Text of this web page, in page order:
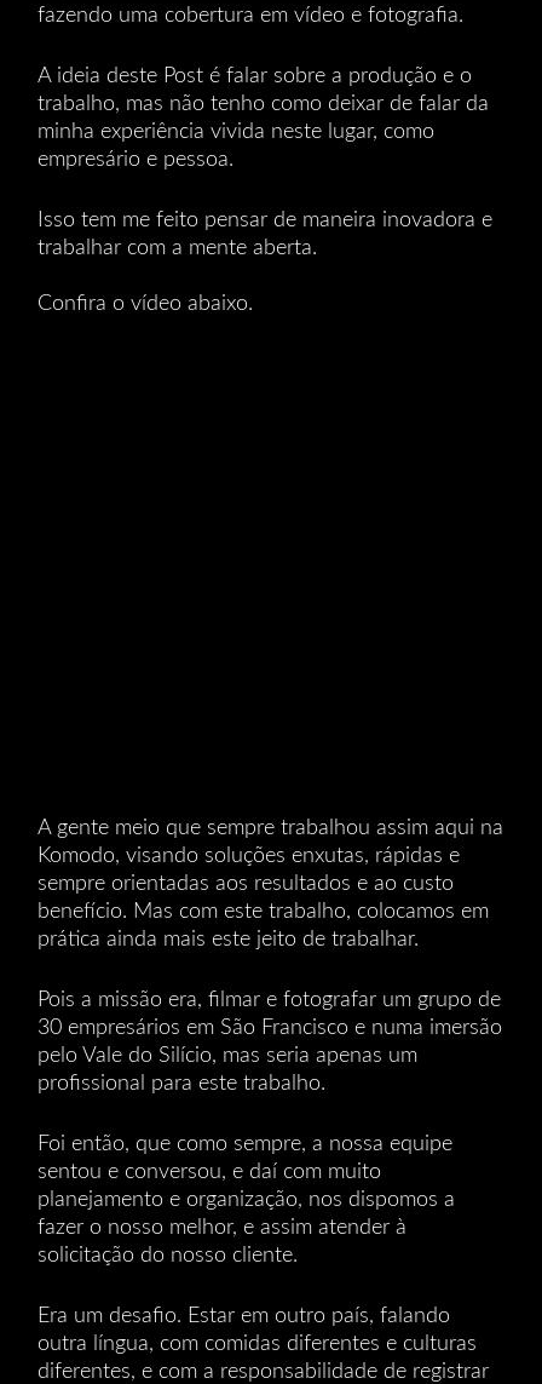
fazendo uma cobertura em vídeo e fotografia.
A ideia deste Post é falar sobre a produção e o
trabalho, mas não tenho como deixar de falar da
minha experiência vivida neste lugar, como
empresário e pessoa.
Isso tem me feito pensar de maneira inovadora e
trabalhar com a mente aberta.
Confira o vídeo abaixo.
A gente meio que sempre trabalhou assim aqui na
Komodo, visando soluções enxutas, rápidas e
sempre orientadas aos resultados e ao custo
benefício. Mas com este trabalho, colocamos em
prática ainda mais este jeito de trabalhar.
Pois a missão era, filmar e fotografar um grupo de
30 empresários em São Francisco e numa imersão
pelo Vale do Silício, mas seria apenas um
profissional para este trabalho.
Foi então, que como sempre, a nossa equipe
sentou e conversou, e daí com muito
planejamento e organização, nos dispomos a
fazer o nosso melhor, e assim atender à
solicitação do nosso cliente.
Era um desafio. Estar em outro país, falando
outra língua, com comidas diferentes e culturas
diferentes, e com a responsabilidade de registrar